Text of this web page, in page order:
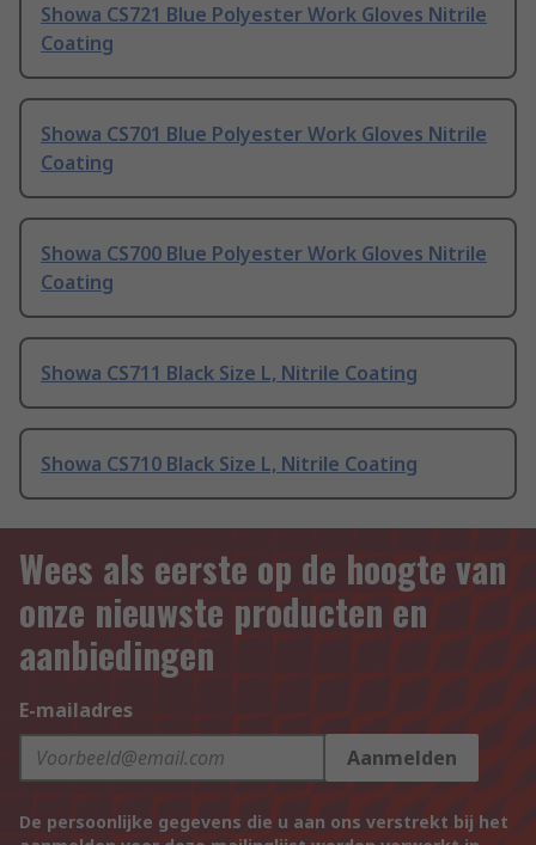
Showa CS721 Blue Polyester Work Gloves Nitrile
Coating
Showa CS701 Blue Polyester Work Gloves Nitrile
Coating
Showa CS700 Blue Polyester Work Gloves Nitrile
Coating
Showa CS711 Black Size L, Nitrile Coating
Showa CS710 Black Size L, Nitrile Coating
Wees als eerste op de hoogte van
onze nieuwste producten en
aanbiedingen
E-mailadres
Aanmelden
De persoonlijke gegevens die u aan ons verstrekt bij het